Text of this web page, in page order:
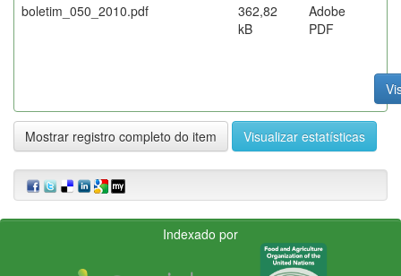
boletim_050_2010.pdf
362,82
kB
Adobe
PDF
Mostrar registro completo do item Visualizar estatísticas
Indexado por